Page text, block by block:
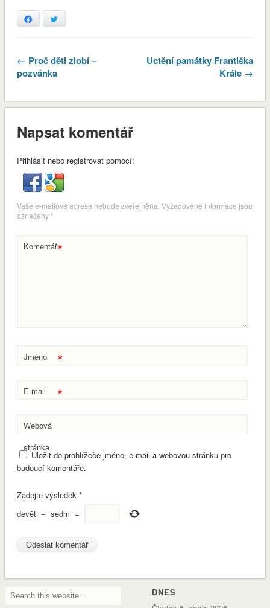
Facebook
← Proč děti zlobí –
pozvánka
Uctění památky Františka
Krále →
Napsat komentář
Přihlásit nebo registrovat pomocí:
Vaše e-mailová adresa nebude zveřejněna. Vyžadované informace jsou
označeny*
Komentář*
Jméno *
E-mail *
Webová
stránka
Uložit do prohlížeče jméno, e-mail a webovou stránku pro
budoucí komentáře.
Zadejte výsledek*
devět − sedm =
DNES